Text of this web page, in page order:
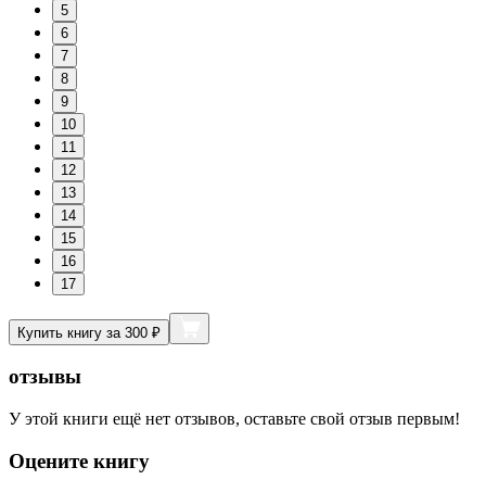
5
6
7
8
9
10
11
12
13
14
15
16
17
Купить книгу за 300 ₽
отзывы
У этой книги ещё нет отзывов, оставьте свой отзыв первым!
Оцените книгу